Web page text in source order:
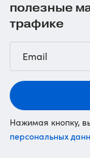
полезные
трафике
Нажимая кнопку,
персональных